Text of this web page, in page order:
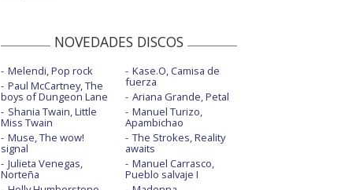
NOVEDADES DISCOS
Melendi, Pop rock
Paul McCartney, The
boys of Dungeon Lane
Shania Twain, Little
Miss Twain
Muse, The wow!
signal
Julieta Venegas,
Norteña
Kase.O, Camisa de
fuerza
Ariana Grande, Petal
Manuel Turizo,
Apambichao
The Strokes, Reality
awaits
Manuel Carrasco,
Pueblo salvaje I